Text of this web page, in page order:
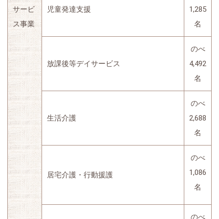
サービ
ス事業
児童発達支援
1,285
名
放課後等デイサービス
のべ
4,492
名
生活介護
のべ
2,688
名
居宅介護・行動援護
のべ
1,086
名